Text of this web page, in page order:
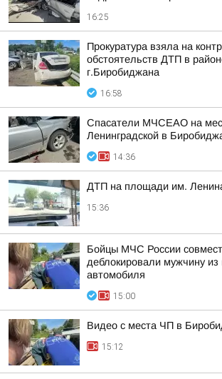
16:25
Прокуратура взяла на
обстоятельств ДТП в
г.Биробиджана
16:58
Спасатели МЧСЕАО на
Ленинградской в
14:36
ДТП на площади им.
15:36
Бойцы МЧС России
деблокировали мужчину из
автомобиля
15:00
Видео с места ЧП в
15:12